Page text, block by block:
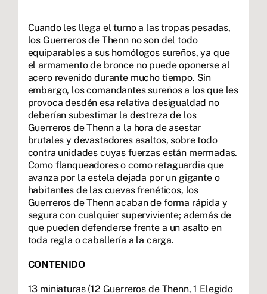
Cuando les llega el turno a las tropas pesadas,
los Guerreros de Thenn no son del todo
equiparables a sus homólogos sureños, ya que
el armamento de bronce no puede oponerse al
acero revenido durante mucho tiempo. Sin
embargo, los comandantes sureños a los que les
provoca desdén esa relativa desigualdad no
deberían subestimar la destreza de los
Guerreros de Thenn a la hora de asestar
brutales y devastadores asaltos, sobre todo
contra unidades cuyas fuerzas están mermadas.
Como flanqueadores o como retaguardia que
avanza por la estela dejada por un gigante o
habitantes de las cuevas frenéticos, los
Guerreros de Thenn acaban de forma rápida y
segura con cualquier superviviente; además de
que pueden defenderse frente a un asalto en
toda regla o caballería a la carga.
CONTENIDO
13 miniaturas (12 Guerreros de Thenn, 1 Elegido